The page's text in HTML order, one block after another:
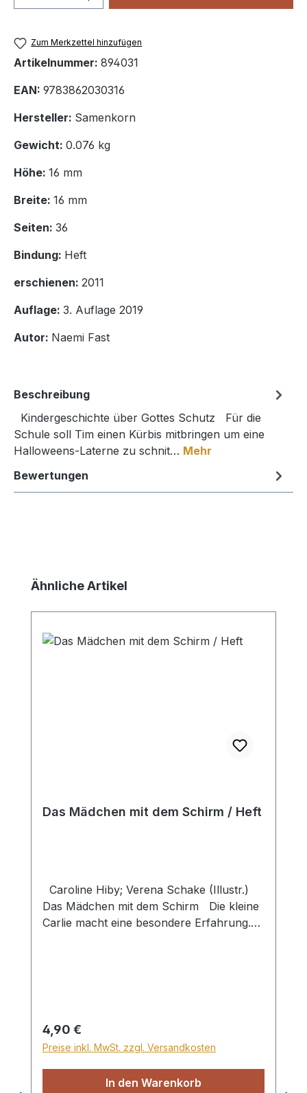
Zum Merkzettel hinzufügen
Artikelnummer: 894031
EAN: 9783862030316
Hersteller: Samenkorn
Gewicht: 0.076 kg
Höhe: 16 mm
Breite: 16 mm
Seiten: 36
Bindung: Heft
erschienen: 2011
Auflage: 3. Auflage 2019
Autor: Naemi Fast
Beschreibung
Kindergeschichte über Gottes Schutz Für die
Schule soll Tim einen Kürbis mitbringen um eine
Halloweens-Laterne zu schnit… Mehr
Bewertungen
Produktgalerie überspringen
Ähnliche Artikel
Das Mädchen mit dem Schirm / Heft
Caroline Hiby; Verena Schake (Illustr.)
Das Mädchen mit dem Schirm Die kleine
Carlie macht eine besondere Erfahrung.
Regulärer Preis:
4,90 €
Preise inkl. MwSt. zzgl. Versandkosten
In den Warenkorb